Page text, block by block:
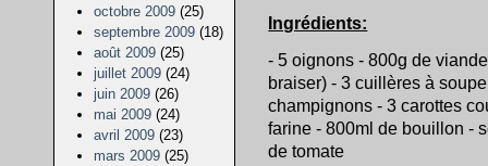
octobre 2009 (25)
septembre 2009 (18)
août 2009 (25)
juillet 2009 (24)
juin 2009 (26)
mai 2009 (24)
avril 2009 (23)
mars 2009 (25)
Ingrédients:
- 5 oignons - 800g de
braiser) - 3 cuillères à
champignons - 3 carottes
farine - 800ml de bouillon -
de tomate